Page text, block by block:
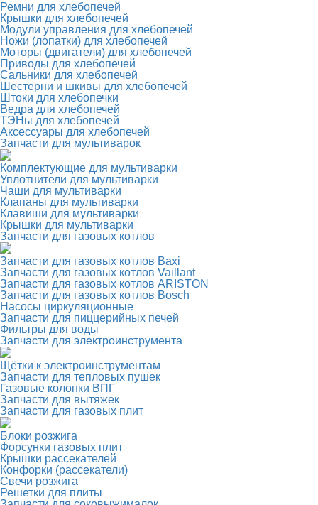
Ремни для хлебопечей
Крышки для хлебопечей
Модули управления для хлебопечей
Ножи (лопатки) для хлебопечей
Моторы (двигатели) для хлебопечей
Приводы для хлебопечей
Сальники для хлебопечей
Шестерни и шкивы для хлебопечей
Штоки для хлебопечки
Ведра для хлебопечей
ТЭНы для хлебопечей
Аксессуары для хлебопечей
Запчасти для мультиварок
Комплектующие для мультиварки
Уплотнители для мультиварки
Чаши для мультиварки
Клапаны для мультиварки
Клавиши для мультиварки
Крышки для мультиварки
Запчасти для газовых котлов
Запчасти для газовых котлов Baxi
Запчасти для газовых котлов Vaillant
Запчасти для газовых котлов ARISTON
Запчасти для газовых котлов Bosch
Насосы циркуляционные
Запчасти для пиццерийных печей
Фильтры для воды
Запчасти для электроинструмента
Щётки к электроинструментам
Запчасти для тепловых пушек
Газовые колонки ВПГ
Запчасти для вытяжек
Запчасти для газовых плит
Блоки розжига
Форсунки газовых плит
Крышки рассекателей
Конфорки (рассекатели)
Свечи розжига
Решетки для плиты